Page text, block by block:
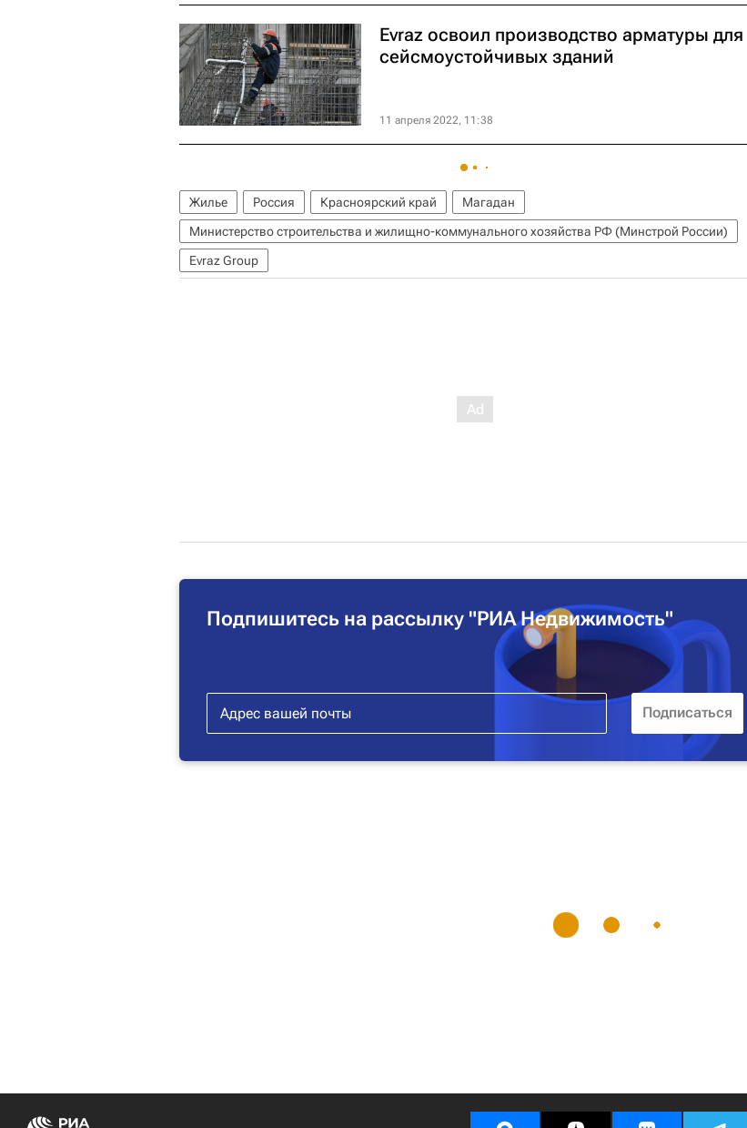
Evraz освоил производство арматуры для
сейсмоустойчивых зданий
11 апреля 2022, 11:38
Жилье Россия Красноярский край
Магадан
Министерство строительства и жилищно-коммунального хозяйства РФ (Минстрой России)
Evraz Group
Подпишитесь на рассылку "РИА Недвижимость"